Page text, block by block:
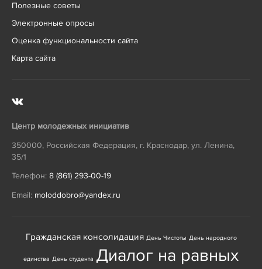
Полезные советы
Электронные опросы
Оценка функциональности сайта
Карта сайта
Центр молодежных инициатив
350000, Российская Федерация, г. Краснодар, ул. Ленина,
35/1
Телефон: 8 (861) 293-00-19
Email: moloddobro@yandex.ru
Гражданская консолидация День Чистоты День народного
единства День студента Диалог на равных